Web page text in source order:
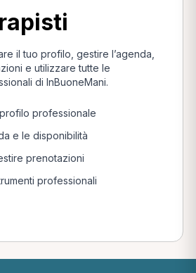
il tuo profilo, gestire l’agenda,
e utilizzare tutte le
di InBuoneMani.
professionale
e le disponibilità
prenotazioni
professionali